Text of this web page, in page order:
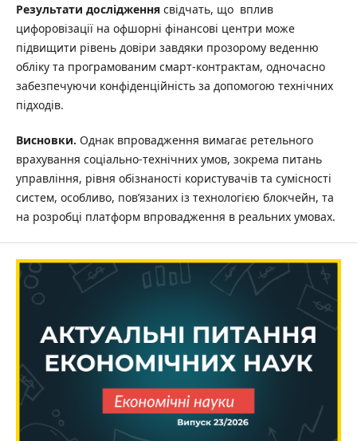
Результати дослідженнясвідчать, що вплив
цифоровізації на офшорні фінансові центри може
підвищити рівень довіри завдяки прозорому веденню
обліку та програмованим смарт-контрактам, одночасно
забезпечуючи конфіденційність за допомогою технічних
підходів.
Висновки. Однак впровадження вимагає ретельного
врахування соціально-технічних умов, зокрема питань
управління, рівня обізнаності користувачів та сумісності
систем, особливо, пов’язаних із технологією блокчейн, та
на розробці платформ впровадження в реальних умовах.